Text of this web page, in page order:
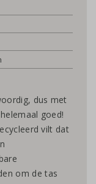
dus met
goed!
vilt dat
om de tas